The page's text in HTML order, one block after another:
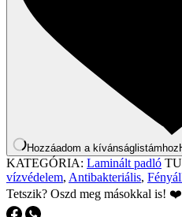
Hozzáadom a kívánságlistámhoz
KATEGÓRIA: Laminált padló
vízvédelem, Antibakteriális,
Tetszik? Oszd meg másokkal is! ❤️